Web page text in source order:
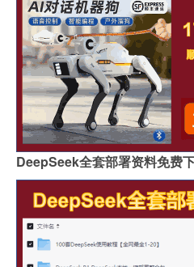
DeepSeek全套部署资料免费